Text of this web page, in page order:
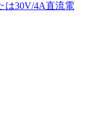
は30V/4A直流電